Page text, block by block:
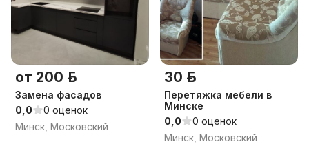
от 200 р.
Замена фасадов
0,0
0 оценок
Минск, Московский
30 р.
Перетяжка мебели в
Минске
0,0
0 оценок
Минск, Московский